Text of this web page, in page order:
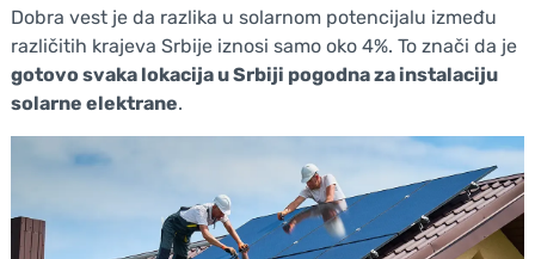
Dobra vest je da razlika u solarnom potencijalu između
različitih krajeva Srbije iznosi samo oko 4%. To znači da je
gotovo svaka lokacija u Srbiji pogodna za instalaciju
solarne elektrane.